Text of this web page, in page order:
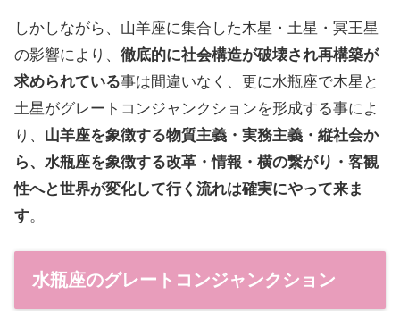
しかしながら、山羊座に集合した木星・土星・冥王星
の影響により、 徹底的に社会構造が破壊され再構築が
求められている事は間違いなく、更に水瓶座で木星と
土星がグレートコンジャンクションを形成する事によ
り、 山羊座を象徴する物質主義・実務主義・縦社会か
ら、水瓶座を象徴する改革・情報・横の繋がり・客観
性へと世界が変化して行く流れは確実にやって来ま
す。
水瓶座のグレートコンジャンクション